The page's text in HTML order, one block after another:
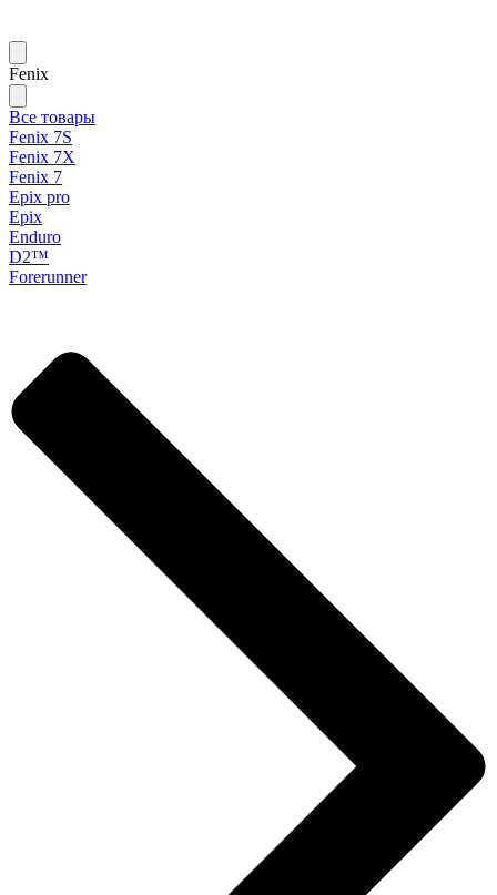
Fenix
Все товары
Fenix 7S
Fenix 7X
Fenix 7
Epix pro
Epix
Enduro
D2™
Forerunner